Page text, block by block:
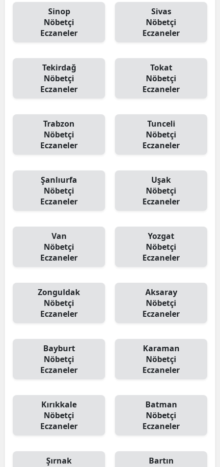
Sinop
Nöbetçi
Eczaneler
Sivas
Nöbetçi
Eczaneler
Tekirdağ
Nöbetçi
Eczaneler
Tokat
Nöbetçi
Eczaneler
Trabzon
Nöbetçi
Eczaneler
Tunceli
Nöbetçi
Eczaneler
Şanlıurfa
Nöbetçi
Eczaneler
Uşak
Nöbetçi
Eczaneler
Van
Nöbetçi
Eczaneler
Yozgat
Nöbetçi
Eczaneler
Zonguldak
Nöbetçi
Eczaneler
Aksaray
Nöbetçi
Eczaneler
Bayburt
Nöbetçi
Eczaneler
Karaman
Nöbetçi
Eczaneler
Kırıkkale
Nöbetçi
Eczaneler
Batman
Nöbetçi
Eczaneler
Şırnak
Bartın